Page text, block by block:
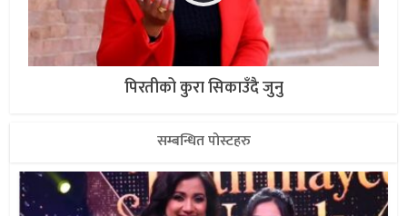
पिरतीको कुरा सिकाउँदै जुनु
सम्बन्धित पोस्टहरु